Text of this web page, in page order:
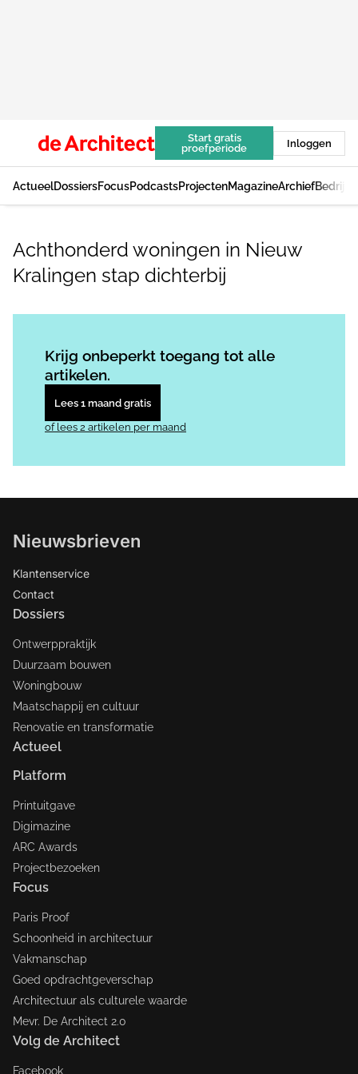
Start gratis
proefperiode
Inloggen
ActueelDossiersFocusPodcastsProjectenMagazineArchief
Achthonderd woningen in Nieuw
Kralingen stap dichterbij
Krijg onbeperkt toegang tot alle
artikelen.
Lees 1 maand gratis
of lees 2 artikelen per maand
Nieuwsbrieven
Klantenservice
Contact
Dossiers
Ontwerppraktijk
Duurzaam bouwen
Woningbouw
Maatschappij en cultuur
Renovatie en transformatie
Actueel
Platform
Printuitgave
Digimazine
ARC Awards
Projectbezoeken
Focus
Paris Proof
Schoonheid in architectuur
Vakmanschap
Goed opdrachtgeverschap
Architectuur als culturele waarde
Mevr. De Architect 2.0
Volg de Architect
Facebook